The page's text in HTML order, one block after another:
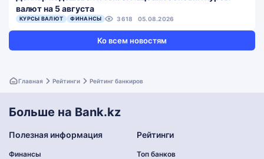
валют на 5 августа
КУРСЫ ВАЛЮТ ФИНАНСЫ 3618 05.08.2026
Ко всем новостям
Главная Рейтинги Рейтинг банкиров
Больше на Bank.kz
Полезная информация
Финансы
Рейтинги
Топ банков